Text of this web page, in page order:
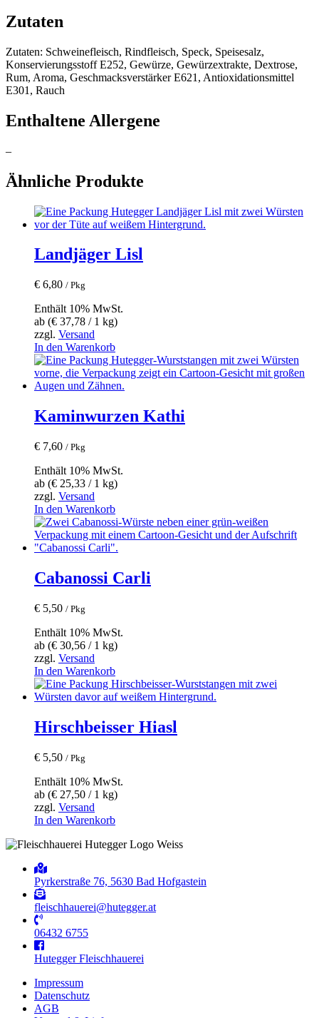
Zutaten
Zutaten: Schweinefleisch, Rindfleisch, Speck, Speisesalz,
Konservierungsstoff E252, Gewürze, Gewürzextrakte, Dextrose,
Rum, Aroma, Geschmacksverstärker E621, Antioxidationsmittel
E301, Rauch
Enthaltene Allergene
–
Ähnliche Produkte
Landjäger Lisl
€ 6,80 / Pkg
Enthält 10% MwSt.
ab (€ 37,78 / 1 kg)
zzgl. Versand
In den Warenkorb
Kaminwurzen Kathi
€ 7,60 / Pkg
Enthält 10% MwSt.
ab (€ 25,33 / 1 kg)
zzgl. Versand
In den Warenkorb
Cabanossi Carli
€ 5,50 / Pkg
Enthält 10% MwSt.
ab (€ 30,56 / 1 kg)
zzgl. Versand
In den Warenkorb
Hirschbeisser Hiasl
€ 5,50 / Pkg
Enthält 10% MwSt.
ab (€ 27,50 / 1 kg)
zzgl. Versand
In den Warenkorb
Pyrkerstraße 76, 5630 Bad Hofgastein
fleischhauerei@hutegger.at
06432 6755
Hutegger Fleischhauerei
Impressum
Datenschutz
AGB